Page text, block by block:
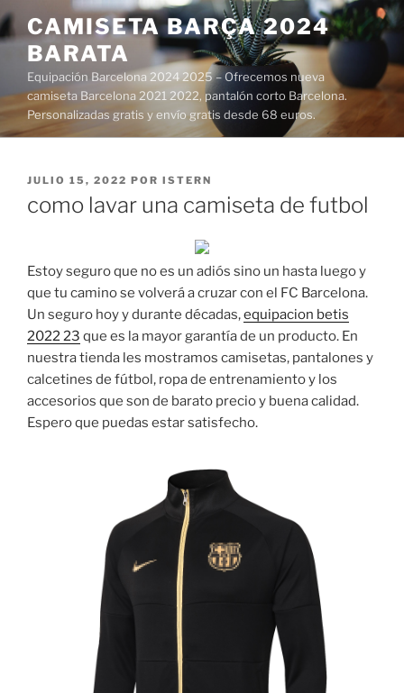
Saltar
al
contenido
CAMISETA BARÇA 2024
BARATA
Equipación Barcelona 2024 2025 – Ofrecemos nueva
camiseta Barcelona 2021 2022, pantalón corto Barcelona.
Personalizadas gratis y envío gratis desde 68 euros.
PUBLICADO
JULIO 15, 2022 POR ISTERN
como lavar una camiseta de futbol
Estoy seguro que no es un adiós sino un hasta luego y
que tu camino se volverá a cruzar con el FC Barcelona.
Un seguro hoy y durante décadas,equipacion betis
2022 23 que es la mayor garantía de un producto. En
nuestra tienda les mostramos camisetas, pantalones y
calcetines de fútbol, ropa de entrenamiento y los
accesorios que son de barato precio y buena calidad.
Espero que puedas estar satisfecho.